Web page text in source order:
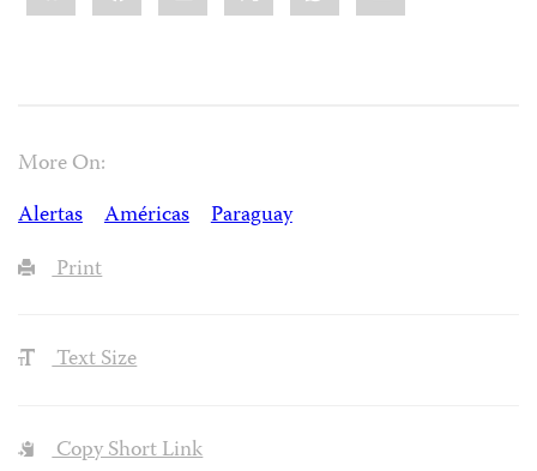
More On:
Alertas
Américas
Paraguay
Print
Text Size
Copy Short Link